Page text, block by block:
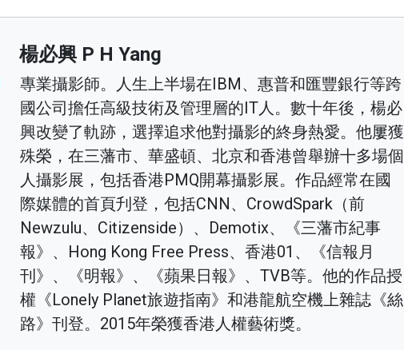
楊必興 P H Yang
專業攝影師。人生上半場在IBM、惠普和匯豐銀行等跨
國公司擔任高級技術及管理層的IT人。數十年後，楊必
興改變了軌跡，選擇追求他對攝影的終身熱愛。他屢獲
殊榮，在三藩市、華盛頓、北京和香港曾舉辦十多場個
人攝影展，包括香港PMQ開幕攝影展。作品經常在國
際媒體的首頁刋登，包括CNN、CrowdSpark（前
Newzulu、Citizenside）、Demotix、《三藩市紀事
報》、Hong Kong Free Press、香港01、《信報月
刊》、《明報》、《蘋果日報》、TVB等。他的作品授
權《Lonely Planet旅遊指南》和港龍航空機上雜誌《絲
路》刊登。2015年榮獲香港人權藝術獎。